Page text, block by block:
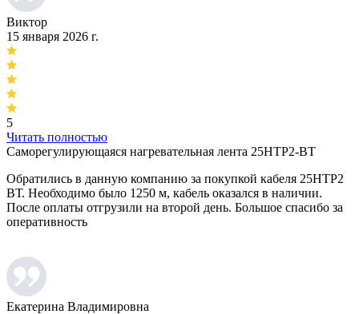
Виктор
15 января 2026 г.
5
Читать полностью
Саморегулирующаяся нагревательная лента 25НТР2-ВТ
Обратились в данную компанию за покупкой кабеля 25НТР2
ВТ. Необходимо было 1250 м, кабель оказался в наличии.
После оплаты отгрузили на второй день. Большое спасибо за
оперативность
Екатерина Владимировна